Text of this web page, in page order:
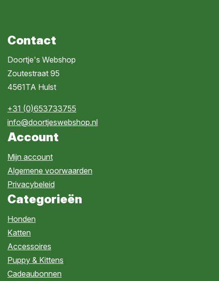
Contact
Doortje's Webshop
Zoutestraat 95
4561TA Hulst
+31 (0)653733755
info@doortjeswebshop.nl
Account
Mijn account
Algemene voorwaarden
Privacybeleid
Categorieën
Honden
Katten
Accessoires
Puppy & Kittens
Cadeaubonnen